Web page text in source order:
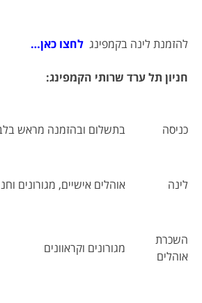
להזמנת לינה בקמפינג לחצו כאן…
חניון תל ערד שרותי הקמפינג:
כניסה בתשלום ובהזמנה מראש
לינה אוהלים אישיים, מגורונים
השכרת
אוהלים
מגורונים וקראוונים